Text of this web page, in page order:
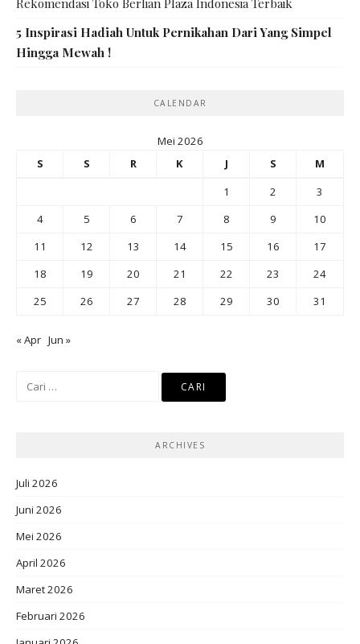
5 Inspirasi Hadiah Untuk Pernikahan Dari Yang Simpel
Hingga Mewah !
CALENDAR
Mei 2026
S
S R K J S
M
1
2
3
4
5 6 7 8 9
10
11
12 13 14 15 16
17
18
19 20 21 22 23
24
25
26 27 28 29 30 31
« Apr Jun »
ARCHIVES
Juli 2026
Juni 2026
Mei 2026
April 2026
Maret 2026
Februari 2026